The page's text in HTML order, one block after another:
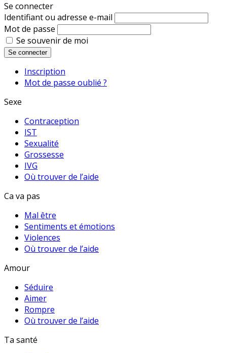
Se connecter
Identifiant ou adresse e-mail
Mot de passe
Se souvenir de moi
Se connecter
Inscription
Mot de passe oublié ?
Sexe
Contraception
IST
Sexualité
Grossesse
IVG
Où trouver de l’aide
Ca va pas
Mal être
Sentiments et émotions
Violences
Où trouver de l’aide
Amour
Séduire
Aimer
Rompre
Où trouver de l’aide
Ta santé